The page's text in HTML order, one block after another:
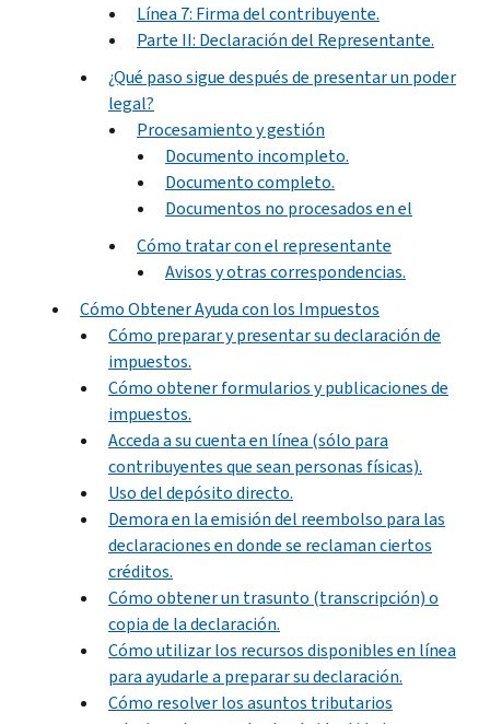
Línea 7: Firma del contribuyente.
Parte II: Declaración del Representante.
¿Qué paso sigue después de presentar un poder
legal?
Procesamiento y gestión
Documento incompleto.
Documento completo.
Documentos no procesados en el
Cómo tratar con el representante
Avisos y otras correspondencias.
Cómo Obtener Ayuda con los Impuestos
Cómo preparar y presentar su declaración de
impuestos.
Cómo obtener formularios y publicaciones de
impuestos.
Acceda a su cuenta en línea (sólo para
contribuyentes que sean personas físicas).
Uso del depósito directo.
Demora en la emisión del reembolso para las
declaraciones en donde se reclaman ciertos
créditos.
Cómo obtener un trasunto (transcripción) o
copia de la declaración.
Cómo utilizar los recursos disponibles en línea
para ayudarle a preparar su declaración.
Cómo resolver los asuntos tributarios